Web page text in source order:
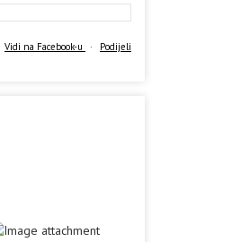
Vidi na Facebook-u · Podijeli